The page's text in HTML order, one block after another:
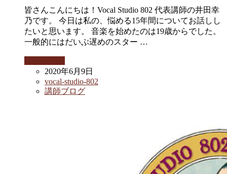
皆さんこんにちは！Vocal Studio 802 代表講師の井田幸
乃です。 今日は私の、悩める15年間についてお話しし
たいと思います。 音楽を始めたのは19歳からでした。
一般的にはだいぶ遅めのスター …
2020年6月9日
vocal-studio-802
講師ブログ